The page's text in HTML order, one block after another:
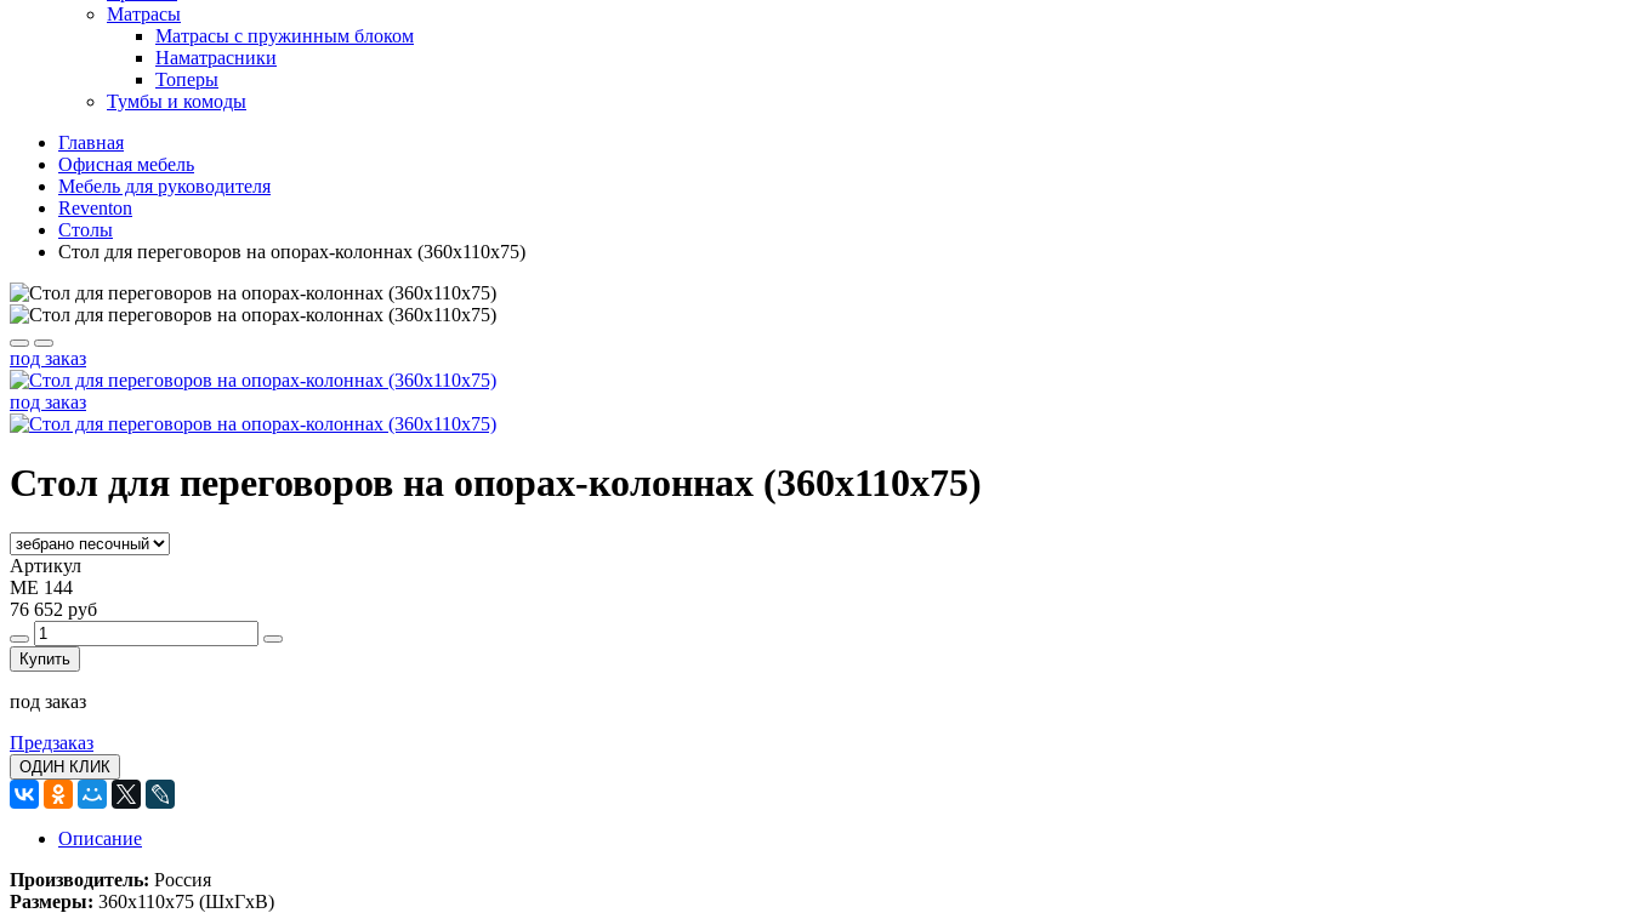
Матрасы
Матрасы с пружинным блоком
Наматрасники
Топеры
Тумбы и комоды
Главная
Офисная мебель
Мебель для руководителя
Reventon
Столы
Стол для переговоров на опорах-колоннах (360x110x75)
под заказ
под заказ
Стол для переговоров на опорах-колоннах (360x110x75)
Артикул
МЕ 144
76 652 руб
Купить
под заказ
Предзаказ
ОДИН КЛИК
Описание
Производитель: Россия
Размеры: 360x110x75 (ШхГхВ)